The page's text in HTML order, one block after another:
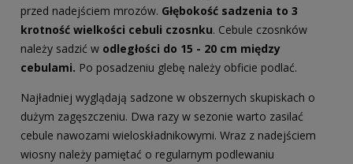
przed nadejściem mrozów. Głębokość sadzenia to 3
krotność wielkości cebuli czosnku. Cebule czosnków
należy sadzić w odległości do 15 - 20 cm między
cebulami. Po posadzeniu glebę należy obficie podlać.
Najładniej wyglądają sadzone w obszernych skupiskach o
dużym zagęszczeniu. Dwa razy w sezonie warto zasilać
cebule nawozami wieloskładnikowymi. Wraz z nadejściem
wiosny należy pamiętać o regularnym podlewaniu